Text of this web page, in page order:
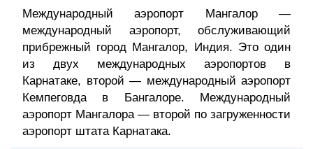
Международный аэропорт Мангалор —
международный аэропорт, обслуживающий
прибрежный город Мангалор, Индия. Это один
из двух международных аэропортов в
Карнатаке, второй — международный аэропорт
Кемпеговда в Бангалоре. Международный
аэропорт Мангалора — второй по загруженности
аэропорт штата Карнатака.